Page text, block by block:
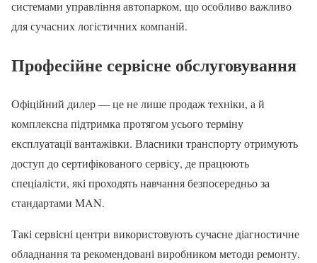
системами управління автопарком, що особливо важливо
для сучасних логістичних компаній.
Професійне сервісне обслуговування
Офіційний дилер — це не лише продаж техніки, а й
комплексна підтримка протягом усього терміну
експлуатації вантажівки. Власники транспорту отримують
доступ до сертифікованого сервісу, де працюють
спеціалісти, які проходять навчання безпосередньо за
стандартами MAN.
Такі сервісні центри використовують сучасне діагностичне
обладнання та рекомендовані виробником методи ремонту.